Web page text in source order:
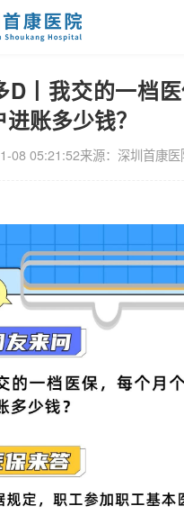
D丨我交的一档
账多少钱？
08 05:21:52来源： 深圳首康医